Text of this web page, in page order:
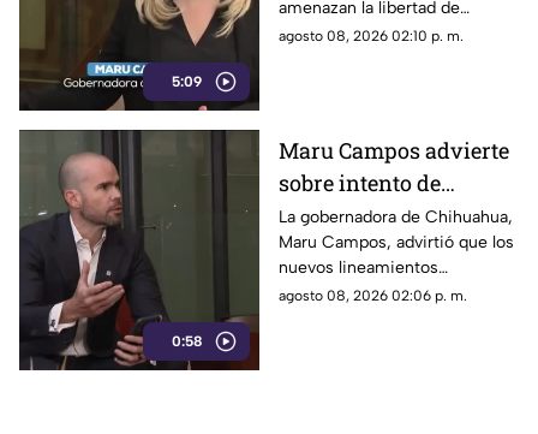
5:09
libertad de expresión y
sancionan a la prensa
amenazan la libertad de
expresión al permitir al poder
agosto 08, 2026 02:10 p. m.
0:58
Maru Campos advierte
sobre intento de
censura del Gobierno
Federal bajo la nueva
ley que controla a los
medios
La gobernadora de Chihuahua,
Maru Campos, advirtió que los
nuevos lineamientos
impulsados por el Gobierno
agosto 08, 2026 02:06 p. m.